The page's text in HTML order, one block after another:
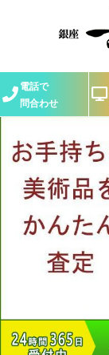
電話で
問合わせ